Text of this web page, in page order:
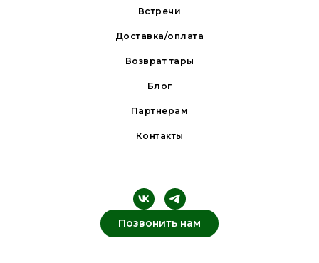
Встречи
Доставка/оплата
Возврат тары
Блог
Партнерам
Контакты
Позвонить нам